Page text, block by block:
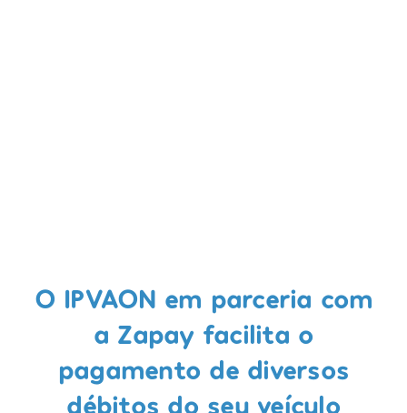
O IPVAON em parceria com
a Zapay facilita o
pagamento de diversos
débitos do seu veículo